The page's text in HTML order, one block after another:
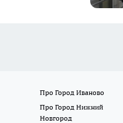
Про Город Иваново
Про Город Нижний
Новгород